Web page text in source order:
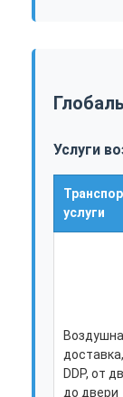
ДДП
срочная
Услуги
услуги
DDP, от
до двери